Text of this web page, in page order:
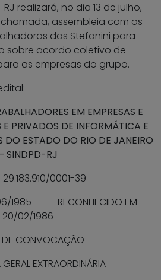
realizará, no dia 13 de julho,
assembleia com os
das Stefanini para
sobre acordo coletivo de
as empresas do grupo.
EM EMPRESAS E
E PRIVADOS DE INFORMÁTICA E
DO ESTADO DO RIO DE JANEIRO
SINDPD-RJ
29.183.910/0001-39
1985 RECONHECIDO EM
20/02/1986
DE CONVOCAÇÃO
GERAL EXTRAORDINÁRIA